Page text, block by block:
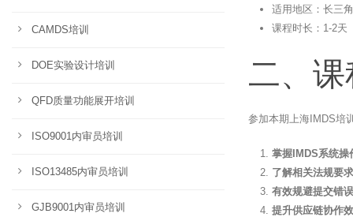
适用地区：长三
课程时长：1-2天
二、
参加本期上海IMDS培
掌握IMDS系统操
了解相关法规要
有效规避提交错
提升供应链协作
CAMDS培训
DOE实验设计培训
QFD质量功能展开培训
ISO9001内审员培训
ISO13485内审员培训
GJB9001内审员培训